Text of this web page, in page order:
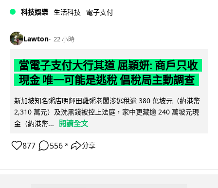
科技娛樂 生活科技 電子支付
Lawton 22 小時
當電子支付大行其道 屈穎妍: 商戶只收
現金 唯一可能是逃稅 倡稅局主動調查
新加坡知名粥店明輝田雞粥老闆涉逃稅逾 380 萬坡元（約港幣
2,310 萬元）及洗黑錢被控上法庭，家中更藏逾 240 萬坡元現
金（約港幣...
閱讀全文
877 556 ↗ 分享